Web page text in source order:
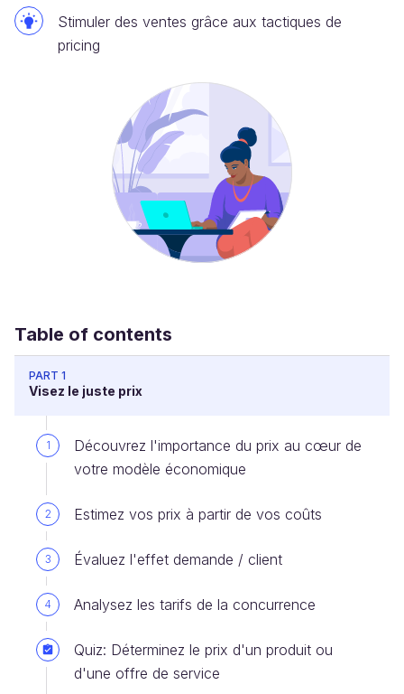
Stimuler des ventes grâce aux tactiques de
pricing
Table of contents
PART 1
Visez le juste prix
1
Découvrez l'importance du prix au cœur de
votre modèle économique
2 Estimez vos prix à partir de vos coûts
3 Évaluez l'effet demande / client
4 Analysez les tarifs de la concurrence
Quiz: Déterminez le prix d'un produit ou
d'une offre de service